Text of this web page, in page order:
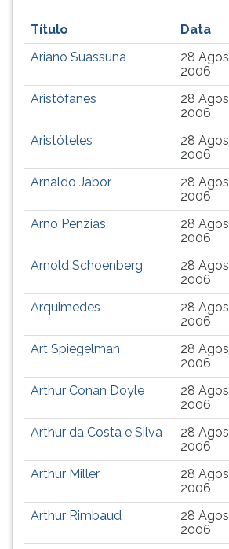
leitura
pressione
depois
Para
pausar
leitura
(primeira
tecla
para
continuar
tecla
direita
Título Data
Ariano Suassuna
28
2006
Aristófanes
28
2006
Aristóteles
28
2006
Arnaldo Jabor
28
2006
Arno Penzias
28
2006
Arnold Schoenberg
28
2006
Arquimedes
28
2006
Art Spiegelman
28
2006
Arthur Conan Doyle
28
2006
Arthur da Costa e Silva
28
2006
Arthur Miller
28
2006
Arthur Rimbaud
28
2006